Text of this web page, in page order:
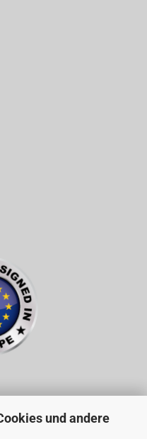
und andere